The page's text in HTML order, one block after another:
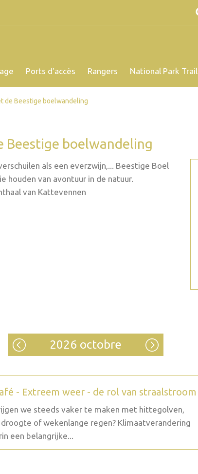
Ports d'accès Rangers National Park Trail
de Beestige boelwandeling
Beestige boelwandeling
als een everzwijn,... Beestige Boel
houden van avontuur in de natuur.
van Kattevennen
2026 octobre
- Extreem weer - de rol van straalstroom
we steeds vaker te maken met hittegolven,
of wekenlange regen? Klimaatverandering
een belangrijke...